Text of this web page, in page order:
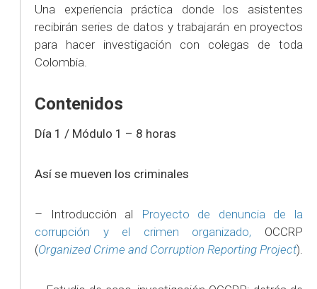
Una experiencia práctica donde los asistentes
recibirán series de datos y trabajarán en proyectos
para hacer investigación con colegas de toda
Colombia.
Contenidos
Día 1 / Módulo 1 – 8 horas
Así se mueven los criminales
– Introducción al
Proyecto de denuncia de la
corrupción y el crimen organizado, OCCRP
(Organized Crime and Corruption Reporting Project).